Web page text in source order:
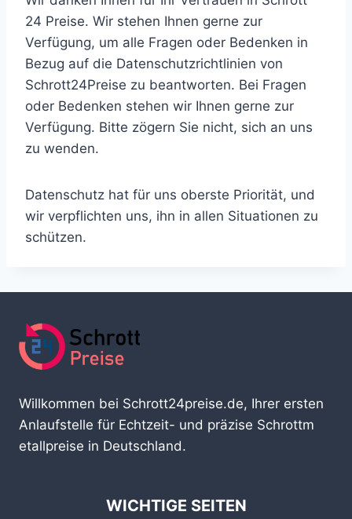
24 Preise. Wir stehen Ihnen gerne zur
Verfügung, um alle Fragen oder Bedenken in
Bezug auf die Datenschutzrichtlinien von
Schrott24Preise zu beantworten. Bei Fragen
oder Bedenken stehen wir Ihnen gerne zur
Verfügung. Bitte zögern Sie nicht, sich an uns
zu wenden.
Datenschutz hat für uns oberste Priorität, und
wir verpflichten uns, ihn in allen Situationen zu
schützen.
Willkommen bei Schrott24preise.de, Ihrer ersten
Anlaufstelle für Echtzeit- und präzise Schrottm
etallpreise in Deutschland.
WICHTIGE SEITEN